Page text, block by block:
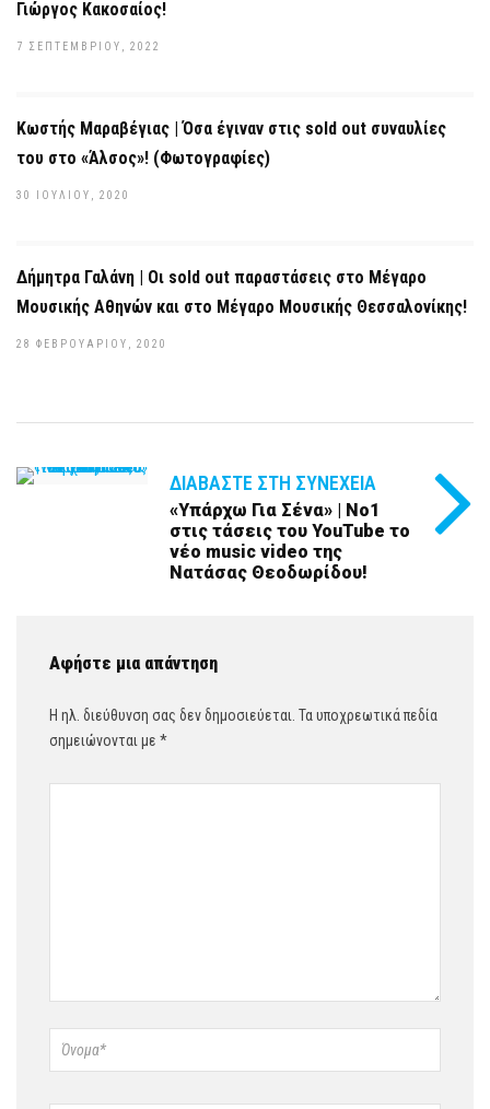
Γιώργος Κακοσαίος!
7 ΣΕΠΤΕΜΒΡΊΟΥ, 2022
Κωστής Μαραβέγιας | Όσα έγιναν στις sold out συναυλίες
του στο «Άλσος»! (Φωτογραφίες)
30 ΙΟΥΛΊΟΥ, 2020
Δήμητρα Γαλάνη | Οι sold out παραστάσεις στο Μέγαρο
Μουσικής Αθηνών και στο Μέγαρο Μουσικής Θεσσαλονίκης!
28 ΦΕΒΡΟΥΑΡΊΟΥ, 2020
ΔΙΑΒΆΣΤΕ ΣΤΗ ΣΥΝΈΧΕΙΑ
«Υπάρχω Για Σένα» | Νο1
στις τάσεις του YouTube το
νέο music video της
Νατάσας Θεοδωρίδου!
Αφήστε μια απάντηση
Η ηλ. διεύθυνση σας δεν δημοσιεύεται. Τα υποχρεωτικά πεδία
σημειώνονται με *